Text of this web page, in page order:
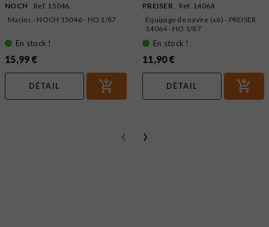
NOCH
Ref. 15046
Marins - NOCH 15046 - HO 1/87
En stock !
15,99 €
DÉTAIL
PREISER
Ref. 14064
Equipage de navire (x6) - PREISER
14064 - HO 1/87
En stock !
11,90 €
DÉTAIL
‹ ›